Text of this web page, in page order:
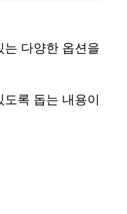
다양한 옵션을
록 돕는 내용이